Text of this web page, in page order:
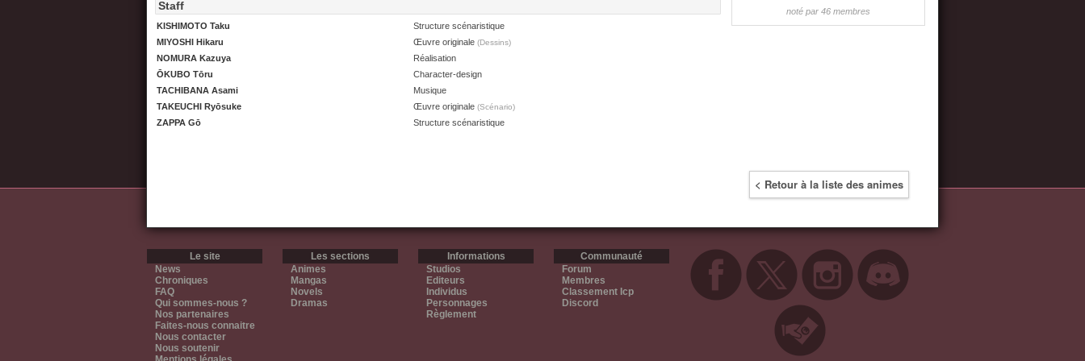
noté par 46 membres
Staff
KISHIMOTO Taku
Structure scénaristique
MIYOSHI Hikaru
Œuvre originale (Dessins)
NOMURA Kazuya
Réalisation
ŌKUBO Tōru
Character-design
TACHIBANA Asami
Musique
TAKEUCHI Ryōsuke
Œuvre originale (Scénario)
ZAPPA Gō Structure scénaristique
< Retour à la liste des animes
Le site
News
Chroniques
FAQ
Qui sommes-nous ?
Nos partenaires
Faites-nous connaitre
Nous contacter
Nous soutenir
Les sections
Animes
Mangas
Novels
Dramas
Informations
Studios
Editeurs
Individus
Personnages
Règlement
Communauté
Forum
Membres
Classement Icp
Discord